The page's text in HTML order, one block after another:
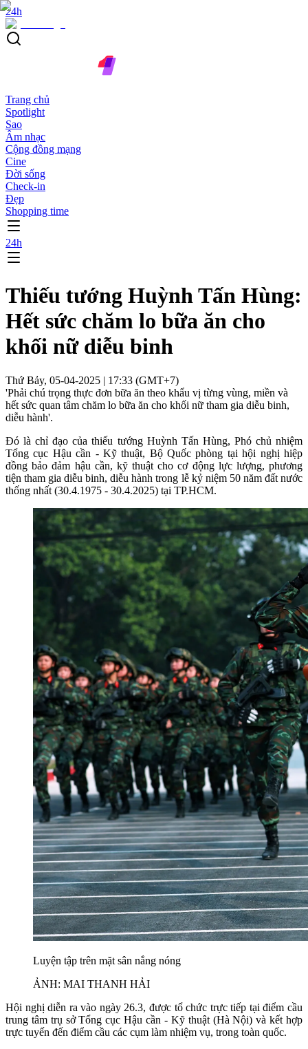
24h
Trang chủ
Spotlight
Sao
Âm nhạc
Cộng đồng mạng
Cine
Đời sống
Check-in
Đẹp
Shopping time
24h
Thiếu tướng Huỳnh Tấn Hùng:
Hết sức chăm lo bữa ăn cho
khối nữ diễu binh
Thứ Bảy, 05-04-2025 | 17:33 (GMT+7)
'Phải chú trọng thực đơn bữa ăn theo khẩu vị từng vùng, miền và
hết sức quan tâm chăm lo bữa ăn cho khối nữ tham gia diễu binh,
diễu hành'.
Đó là chỉ đạo của thiếu tướng Huỳnh Tấn Hùng, Phó chủ nhiệm
Tổng cục Hậu cần - Kỹ thuật, Bộ Quốc phòng tại hội nghị hiệp
đồng bảo đảm hậu cần, kỹ thuật cho cơ động lực lượng, phương
tiện tham gia diễu binh, diễu hành trong lễ kỷ niệm 50 năm đất nước
thống nhất (30.4.1975 - 30.4.2025) tại TP.HCM.
Luyện tập trên mặt sân nắng nóng
ẢNH: MAI THANH HẢI
Hội nghị diễn ra vào ngày 26.3, được tổ chức trực tiếp tại điểm cầu
trung tâm trụ sở Tổng cục Hậu cần - Kỹ thuật (Hà Nội) và kết hợp
trực tuyến đến điểm cầu các cụm làm nhiệm vụ, trong toàn quốc.